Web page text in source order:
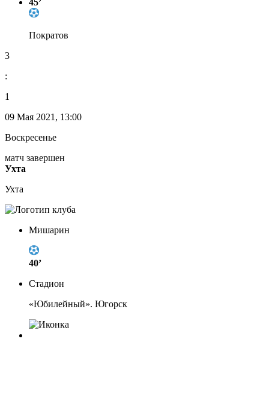
Пократов
3
:
1
09 Мая 2021, 13:00
Воскресенье
матч завершен
Ухта
Ухта
Мишарин
40’
Стадион
«Юбилейный». Югорск